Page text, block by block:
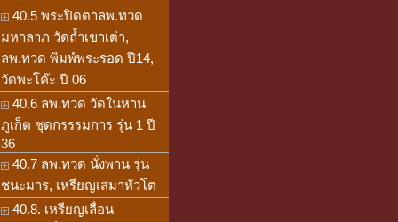
40.5 พระปิดตาลพ.ทวด
มหาลาภ วัดถ้ำเขาเต่า,
ลพ.ทวด พิมพ์พระรอด ปี14,
วัดพะโค๊ะ ปี 06
40.6 ลพ.ทวด วัดในหาน
ภูเก็ต ชุดกรรรมการ รุ่น 1 ปี
36
40.7 ลพ.ทวด นั่งพาน รุ่น
ชนะมาร, เหรียญเสมาหัวโต
40.8. เหรียญเลื่อน